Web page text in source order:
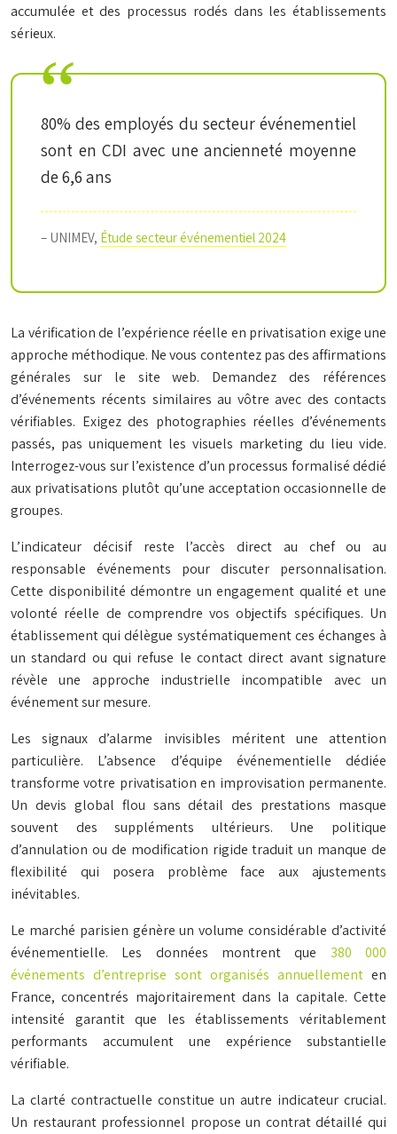
accumulée et des processus rodés dans les établissements
sérieux.
80% des employés du secteur événementiel
sont en CDI avec une ancienneté moyenne
de 6,6 ans
– UNIMEV, Étude secteur événementiel 2024
La vérification de l’expérience réelle en privatisation exige une
approche méthodique. Ne vous contentez pas des affirmations
générales sur le site web. Demandez des références
d’événements récents similaires au vôtre avec des contacts
vérifiables. Exigez des photographies réelles d’événements
passés, pas uniquement les visuels marketing du lieu vide.
Interrogez-vous sur l’existence d’un processus formalisé dédié
aux privatisations plutôt qu’une acceptation occasionnelle de
groupes.
L’indicateur décisif reste l’accès direct au chef ou au
responsable événements pour discuter personnalisation.
Cette disponibilité démontre un engagement qualité et une
volonté réelle de comprendre vos objectifs spécifiques. Un
établissement qui délègue systématiquement ces échanges à
un standard ou qui refuse le contact direct avant signature
révèle une approche industrielle incompatible avec un
événement sur mesure.
Les signaux d’alarme invisibles méritent une attention
particulière. L’absence d’équipe événementielle dédiée
transforme votre privatisation en improvisation permanente.
Un devis global flou sans détail des prestations masque
souvent des suppléments ultérieurs. Une politique
d’annulation ou de modification rigide traduit un manque de
flexibilité qui posera problème face aux ajustements
inévitables.
Le marché parisien génère un volume considérable d’activité
événementielle. Les données montrent que 380 000
événements d’entreprise sont organisés annuellement en
France, concentrés majoritairement dans la capitale. Cette
intensité garantit que les établissements véritablement
performants accumulent une expérience substantielle
vérifiable.
La clarté contractuelle constitue un autre indicateur crucial.
Un restaurant professionnel propose un contrat détaillé qui